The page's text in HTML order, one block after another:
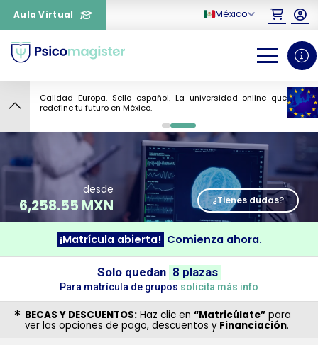
Aula Virtual México
Calidad Europa. Sello español. La universidad online que
redefine tu futuro en México.
0 1
6
desde
6,258.55 MXN ¿Tienes dudas?
¡Matrícula abierta! Comienza ahora.
Solo quedan 8 plazas
Para matrícula de grupos solicita más info
BECAS Y DESCUENTOS: Haz clic en “Matricúlate” para
ver las opciones de pago, descuentos y Financiación.
¿Necesitas más información
sobre un curso?